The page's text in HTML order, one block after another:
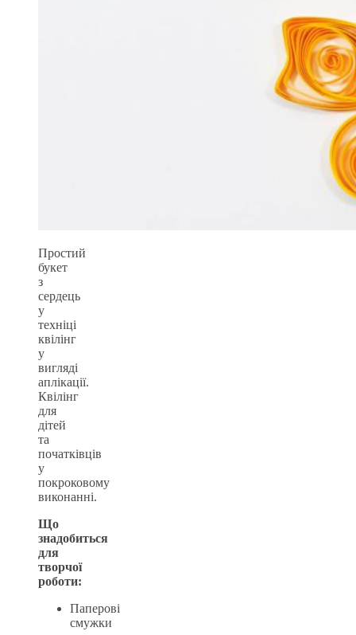
Простий
букет
з
сердець
у
техніці
квілінг
у
вигляді
аплікації.
Квілінг
для
дітей
та
початківців
у
покроковому
виконанні.
Що
знадобиться
для
творчої
роботи:
Паперові
смужки